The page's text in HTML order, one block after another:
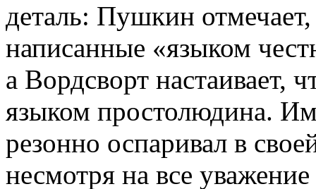
деталь: Пушкин
написанные «языком
а Вордсворт настаивает,
языком простолюдина.
резонно оспаривал в
несмотря на все уважение